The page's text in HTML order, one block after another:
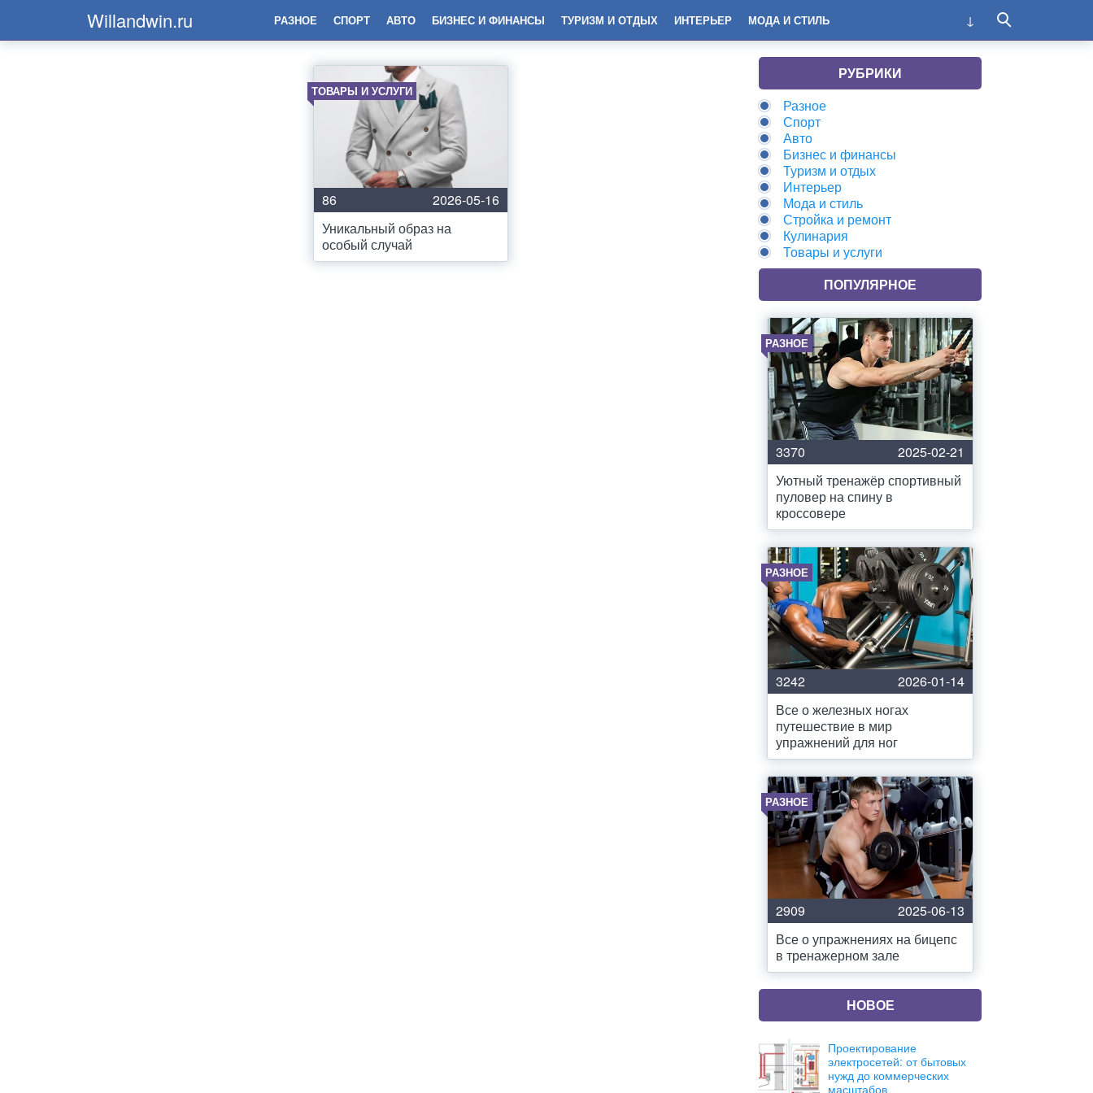
Willandwin.ru РАЗНОЕ СПОРТ АВТО БИЗНЕС И ФИНАНСЫ ТУРИЗМ И ОТДЫХ ИНТЕРЬЕР МОДА И СТИЛЬ
ТОВАРЫ И УСЛУГИ
86
2026-05-16
Уникальный образ на
особый случай
РУБРИКИ
Разное
Спорт
Авто
Бизнес и финансы
Туризм и отдых
Интерьер
Мода и стиль
Стройка и ремонт
Кулинария
Товары и услуги
ПОПУЛЯРНОЕ
РАЗНОЕ
3370
2025-02-21
Уютный тренажёр спортивный
пуловер на спину в
кроссовере
РАЗНОЕ
3242
2026-01-14
Все о железных ногах
путешествие в мир
упражнений для ног
РАЗНОЕ
2909
2025-06-13
Все о упражнениях на бицепс
в тренажерном зале
НОВОЕ
Проектирование
электросетей: от бытовых
нужд до коммерческих
масштабов